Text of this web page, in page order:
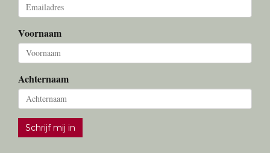
Voornaam
Achternaam
Schrijf mij in